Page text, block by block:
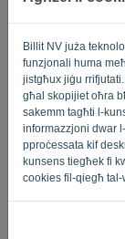
Billit NV juża
funzjonali huma
jistgħux jiġu
għal skopijiet oħra
sakemm tagħti l-
informazzjoni dwar
pproċessata kif
kunsens tiegħek fi
cookies fil-qiegħ tal-
Fakkarni